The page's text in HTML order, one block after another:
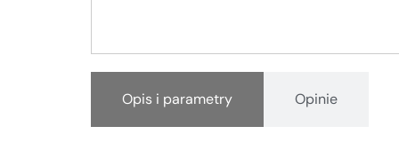
Opis i parametry Opinie